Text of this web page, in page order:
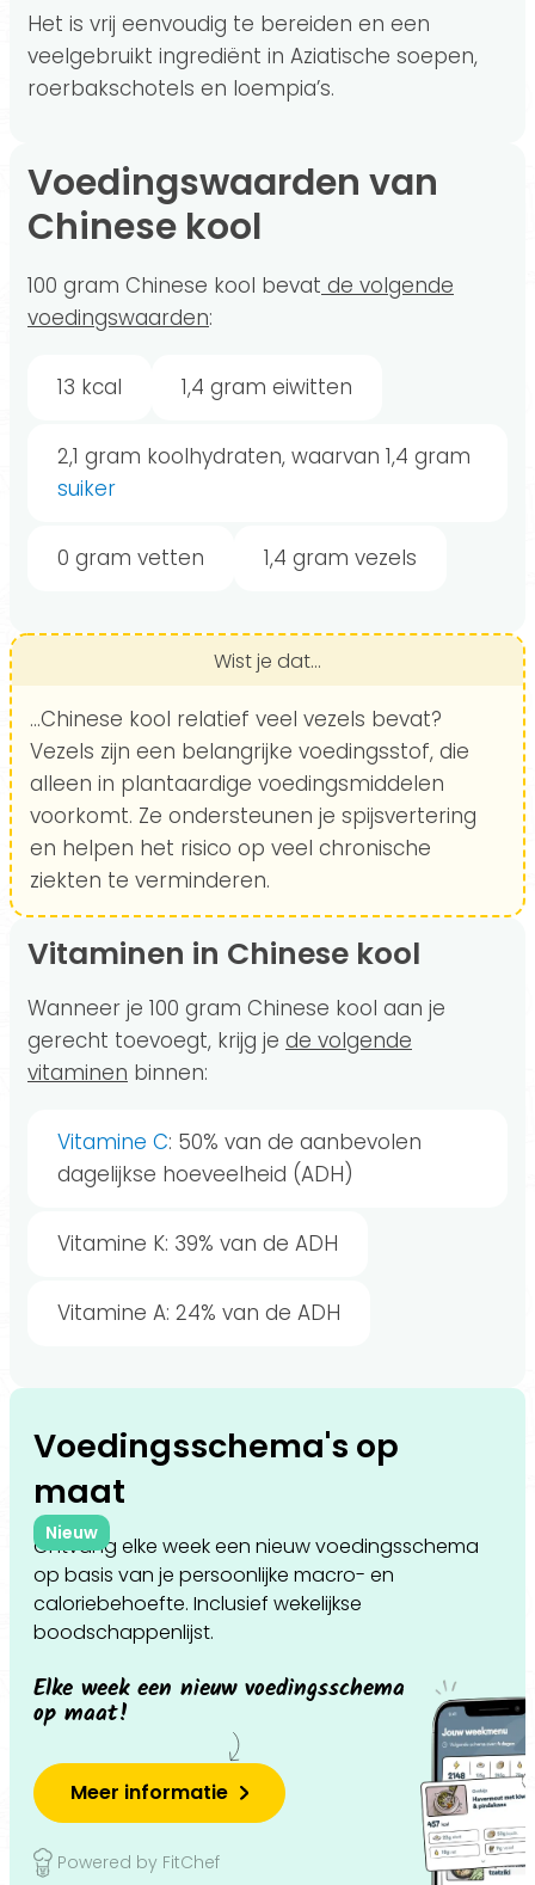
Het is vrij eenvoudig te bereiden en een
veelgebruikt ingrediënt in Aziatische soepen,
roerbakschotels en loempia’s.
Voedingswaarden van
Chinese kool
100 gram Chinese kool bevat de volgende
voedingswaarden:
13 kcal 1,4 gram eiwitten
2,1 gram koolhydraten, waarvan 1,4 gram
suiker
0 gram vetten 1,4 gram vezels
Wist je dat...
...Chinese kool relatief veel vezels bevat?
Vezels zijn een belangrijke voedingsstof, die
alleen in plantaardige voedingsmiddelen
voorkomt. Ze ondersteunen je spijsvertering
en helpen het risico op veel chronische
ziekten te verminderen.
Vitaminen in Chinese kool
Wanneer je 100 gram Chinese kool aan je
gerecht toevoegt, krijg je de volgende
vitaminen binnen:
Vitamine C: 50% van de aanbevolen
dagelijkse hoeveelheid (ADH)
Vitamine K: 39% van de ADH
Vitamine A: 24% van de ADH
Voedingsschema's op
maat
Nieuw
Ontvang elke week een nieuw voedingsschema
op basis van je persoonlijke macro- en
caloriebehoefte. Inclusief wekelijkse
boodschappenlijst.
Elke week een nieuw voedingsschema
op maat!
Meer informatie
Powered by FitChef